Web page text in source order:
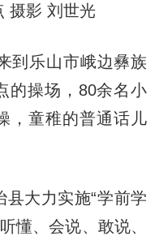
摄影 刘世光
乐山市峨边彝族
的操场，80余名小
，童稚的普通话儿
大力实施“学前学
懂、会说、敢说、